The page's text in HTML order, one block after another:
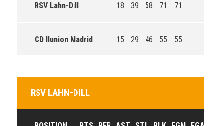
RSV Lahn-Dill 18 39 58 71 71
CD Ilunion Madrid 15 29 46 55 55
RSV LAHN-DILL